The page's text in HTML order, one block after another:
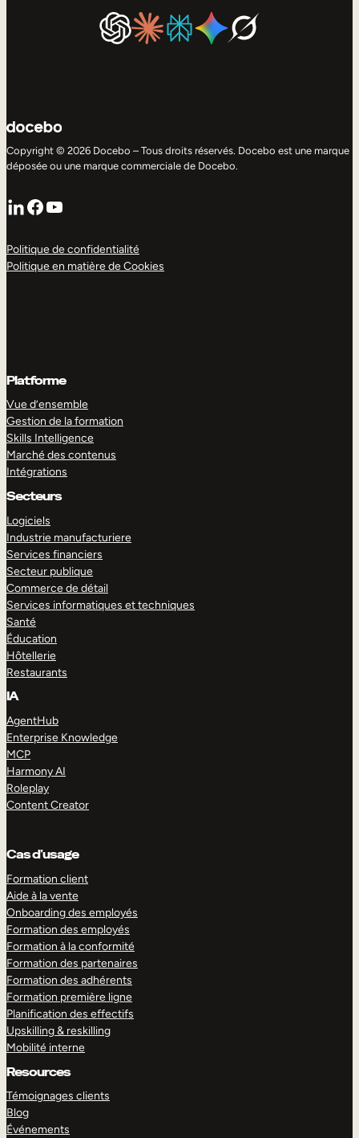
Copyright © 2026 Docebo – Tous droits réservés. Docebo est une marque
déposée ou une marque commerciale de Docebo.
LinkedIn
Facebook
YouTube
Politique de confidentialité
Politique en matière de Cookies
Platforme
Vue d’ensemble
Gestion de la formation
Skills Intelligence
Marché des contenus
Intégrations
Secteurs
Logiciels
Industrie manufacturiere
Services financiers
Secteur publique
Commerce de détail
Services informatiques et techniques
Santé
Éducation
Hôtellerie
Restaurants
IA
AgentHub
Enterprise Knowledge
MCP
Harmony AI
Roleplay
Content Creator
Cas d’usage
Formation client
Aide à la vente
Onboarding des employés
Formation des employés
Formation à la conformité
Formation des partenaires
Formation des adhérents
Formation première ligne
Planification des effectifs
Upskilling & reskilling
Mobilité interne
Resources
Témoignages clients
Blog
Événements